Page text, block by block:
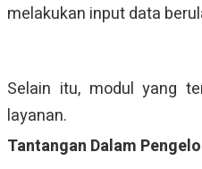
melakukan input data
Selain itu, modul yang
layanan.
Tantangan Dalam